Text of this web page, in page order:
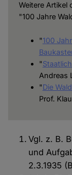
Weitere Artikel
"100 Jahre
"100
"
Andreas
"Die
Prof.
Vgl. z. B.
und
2.3.1935